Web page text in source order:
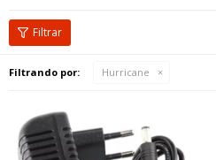
Filtrando por: Hurricane